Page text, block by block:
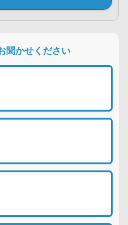
聞かせください